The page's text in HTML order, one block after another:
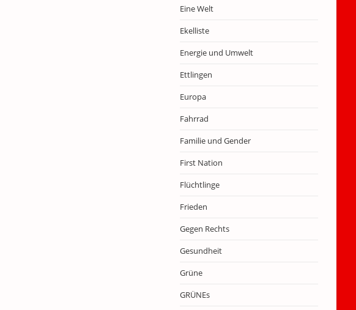
Eine Welt
Ekelliste
Energie und Umwelt
Ettlingen
Europa
Fahrrad
Familie und Gender
First Nation
Flüchtlinge
Frieden
Gegen Rechts
Gesundheit
Grüne
GRÜNEs